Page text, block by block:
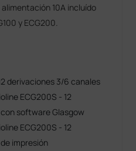
10A incluído
y ECG200.
derivaciones 3/6 canales
ECG200S - 12
software Glasgow
ECG200S - 12
impresión